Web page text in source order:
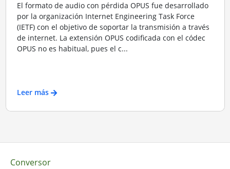
El formato de audio con pérdida OPUS fue desarrollado
por la organización Internet Engineering Task Force
(IETF) con el objetivo de soportar la transmisión a través
de internet. La extensión OPUS codificada con el códec
OPUS no es habitual, pues el c...
Leer más
Conversor